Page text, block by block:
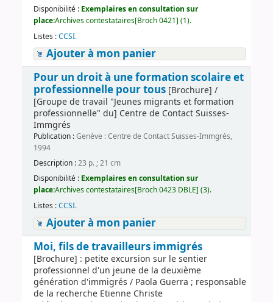
Disponibilité : Exemplaires en consultation sur
place:Archives contestataires[Broch 0421] (1).
Listes :CCSI.
Ajouter à mon panier
Pour un droit à une formation scolaire et
professionnelle pour tous[Brochure] /
[Groupe de travail "Jeunes migrants et formation
professionnelle" du] Centre de Contact Suisses-
Immgrés
Publication :Genève : Centre de Contact Suisses-Immgrés,
1994
Description :23 p. ; 21 cm
Disponibilité : Exemplaires en consultation sur
place:Archives contestataires[Broch 0423 DBLE] (3).
Listes :CCSI.
Ajouter à mon panier
Moi, fils de travailleurs immigrés
[Brochure] : petite excursion sur le sentier
professionnel d'un jeune de la deuxième
génération d'immigrés / Paola Guerra ; responsable
de la recherche Etienne Christe